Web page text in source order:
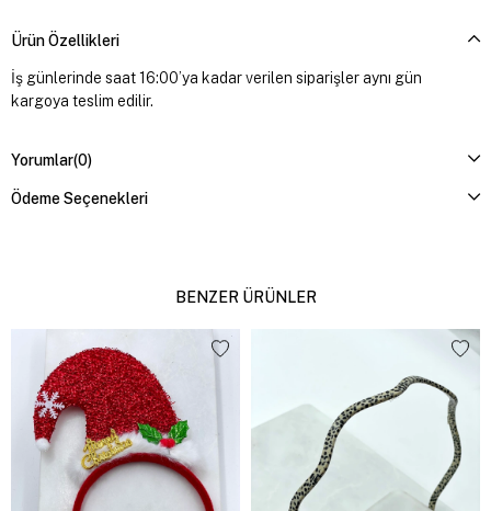
Ürün Özellikleri
İş günlerinde saat 16:00’ya kadar verilen siparişler aynı gün
kargoya teslim edilir.
Yorumlar(0)
Ödeme Seçenekleri
BENZER ÜRÜNLER